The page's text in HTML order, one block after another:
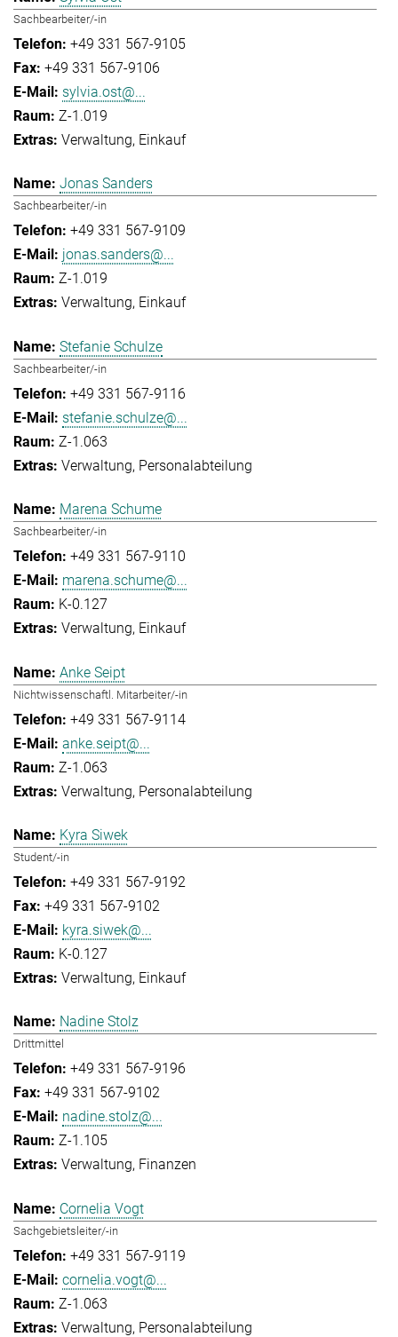
Sachbearbeiter/-in
+49 331 567-9105
+49 331 567-9106
sylvia.ost@...
Z-1.019
Verwaltung Einkauf
Jonas Sanders
Sachbearbeiter/-in
+49 331 567-9109
jonas.sanders@...
Z-1.019
Verwaltung Einkauf
Stefanie Schulze
Sachbearbeiter/-in
+49 331 567-9116
stefanie.schulze@...
Z-1.063
Verwaltung Personalabteilung
Marena Schume
Sachbearbeiter/-in
+49 331 567-9110
marena.schume@...
K-0.127
Verwaltung Einkauf
Anke Seipt
Nichtwissenschaftl. Mitarbeiter/-in
+49 331 567-9114
anke.seipt@...
Z-1.063
Verwaltung Personalabteilung
Kyra Siwek
Student/-in
+49 331 567-9192
+49 331 567-9102
kyra.siwek@...
K-0.127
Verwaltung Einkauf
Nadine Stolz
Drittmittel
+49 331 567-9196
+49 331 567-9102
nadine.stolz@...
Z-1.105
Verwaltung Finanzen
Cornelia Vogt
Sachgebietsleiter/-in
+49 331 567-9119
cornelia.vogt@...
Z-1.063
Verwaltung Personalabteilung